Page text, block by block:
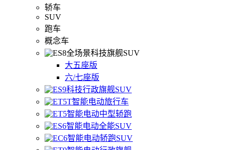
轿车
SUV
跑车
概念车
全场景科技旗舰SUV
大五座版
六/七座版
科技行政旗舰SUV
智能电动旅行车
智能电动中型轿跑
智能电动全能SUV
智能电动轿跑SUV